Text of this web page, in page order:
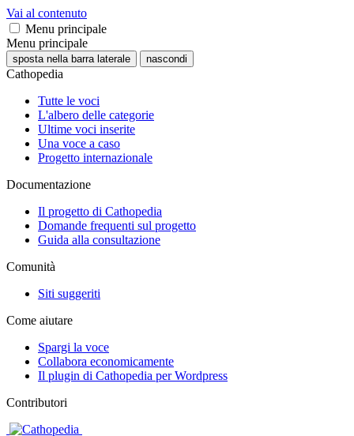
Vai al contenuto
Menu principale
Menu principale
sposta nella barra laterale nascondi
Cathopedia
Tutte le voci
L'albero delle categorie
Ultime voci inserite
Una voce a caso
Progetto internazionale
Documentazione
Il progetto di Cathopedia
Domande frequenti sul progetto
Guida alla consultazione
Comunità
Siti suggeriti
Come aiutare
Spargi la voce
Collabora economicamente
Il plugin di Cathopedia per Wordpress
Contributori